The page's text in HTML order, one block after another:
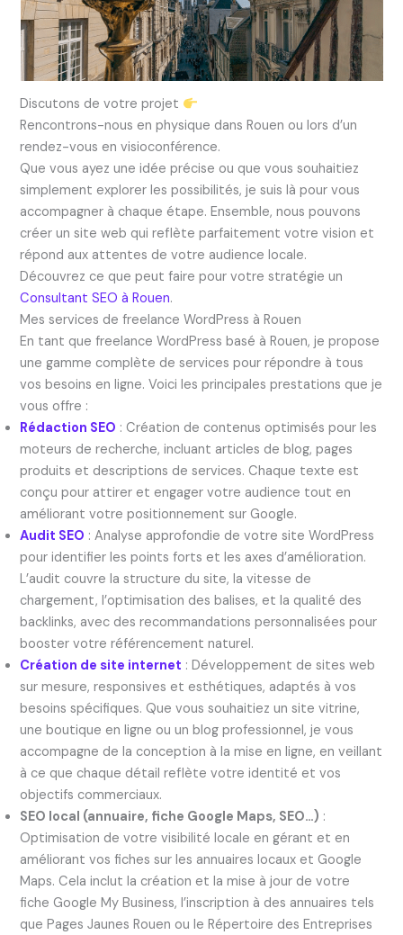
Discutons de votre projet
Rencontrons-nous en physique dans Rouen ou lors d’un
rendez-vous en visioconférence.
Que vous ayez une idée précise ou que vous souhaitiez
simplement explorer les possibilités, je suis là pour vous
accompagner à chaque étape. Ensemble, nous pouvons
créer un site web qui reflète parfaitement votre vision et
répond aux attentes de votre audience locale.
Découvrez ce que peut faire pour votre stratégie un
Consultant SEO à Rouen.
Mes services de freelance WordPress à Rouen
En tant que freelance WordPress basé à Rouen, je propose
une gamme complète de services pour répondre à tous
vos besoins en ligne. Voici les principales prestations que je
vous offre :
Rédaction SEO : Création de contenus optimisés pour les
moteurs de recherche, incluant articles de blog, pages
produits et descriptions de services. Chaque texte est
conçu pour attirer et engager votre audience tout en
améliorant votre positionnement sur Google.
Audit SEO : Analyse approfondie de votre site WordPress
pour identifier les points forts et les axes d’amélioration.
L’audit couvre la structure du site, la vitesse de
chargement, l’optimisation des balises, et la qualité des
backlinks, avec des recommandations personnalisées pour
booster votre référencement naturel.
Création de site internet : Développement de sites web
sur mesure, responsives et esthétiques, adaptés à vos
besoins spécifiques. Que vous souhaitiez un site vitrine,
une boutique en ligne ou un blog professionnel, je vous
accompagne de la conception à la mise en ligne, en veillant
à ce que chaque détail reflète votre identité et vos
objectifs commerciaux.
SEO local (annuaire, fiche Google Maps, SEO…) :
Optimisation de votre visibilité locale en gérant et en
améliorant vos fiches sur les annuaires locaux et Google
Maps. Cela inclut la création et la mise à jour de votre
fiche Google My Business, l’inscription à des annuaires tels
que Pages Jaunes Rouen ou le Répertoire des Entreprises